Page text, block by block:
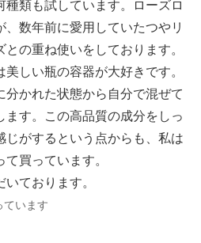
類も試しています。ローズロ
数年前に愛用していたつやリ
の重ね使いをしております。
しい瓶の容器が大好きです。
かれた状態から自分で混ぜて
ます。この高品質の成分をしっ
じがするという点からも、私は
買っています。
ております。
ています